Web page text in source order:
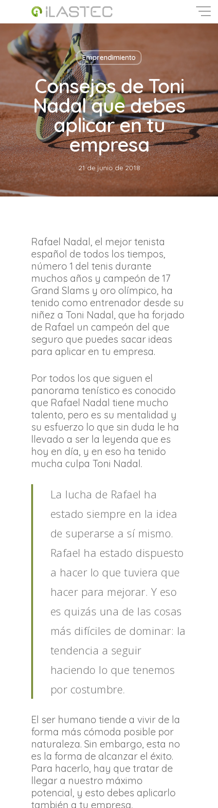
main
content
Emprendimiento
Consejos de Toni
Nadal que debes
aplicar en tu
empresa
21 de junio de 2018
Rafael Nadal, el mejor tenista
español de todos los tiempos,
número 1 del tenis durante
muchos años y campeón de 17
Grand Slams y oro olímpico, ha
tenido como entrenador desde su
niñez a Toni Nadal, que ha forjado
de Rafael un campeón del que
seguro que puedes sacar ideas
para aplicar en tu empresa.
Por todos los que siguen el
panorama tenístico es conocido
que Rafael Nadal tiene mucho
talento, pero es su mentalidad y
su esfuerzo lo que sin duda le ha
llevado a ser la leyenda que es
hoy en día, y en eso ha tenido
mucha culpa Toni Nadal.
La lucha de Rafael ha
estado siempre en la idea
de superarse a sí mismo.
Rafael ha estado dispuesto
a hacer lo que tuviera que
hacer para mejorar. Y eso
es quizás una de las cosas
más difíciles de dominar: la
tendencia a seguir
haciendo lo que tenemos
por costumbre.
El ser humano tiende a vivir de la
forma más cómoda posible por
naturaleza. Sin embargo, esta no
es la forma de alcanzar el éxito.
Para hacerlo, hay que tratar de
llegar a nuestro máximo
potencial, y esto debes aplicarlo
también a tu empresa.